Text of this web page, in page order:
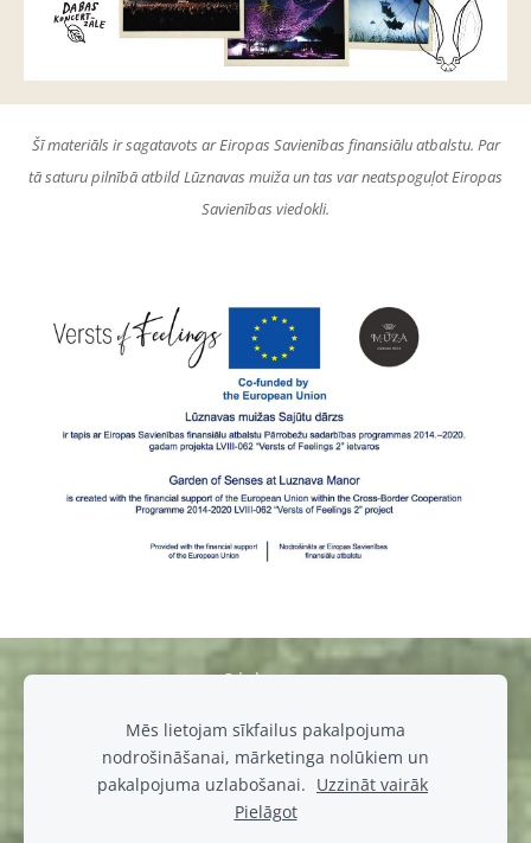
Šī materiāls ir sagatavots ar Eiropas Savienības finansiālu atbalstu. Par
tā saturu pilnībā atbild Lūznavas muiža un tas var neatspoguļot Eiropas
Savienības viedokli.
Sīkdatnes
muiza@luznava.lv
28686863, +37129390701
Pils iela 8, Lūznava, Lūznavas pagasts, Rēzeknes novads, LV-
4627
Mēs lietojam sīkfailus pakalpojuma
nodrošināšanai, mārketinga nolūkiem un
pakalpojuma uzlabošanai. Uzzināt vairāk
Pielāgot